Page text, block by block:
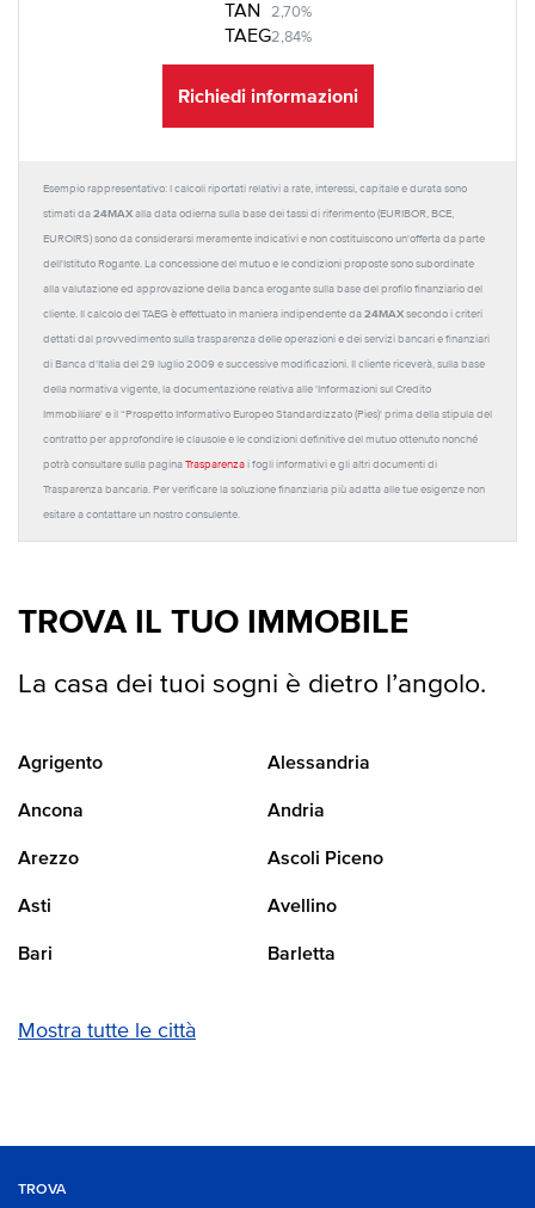
TAN 2,70%
TAEG2,84%
Richiedi informazioni
Esempio rappresentativo: I calcoli riportati relativi a rate, interessi, capitale e durata sono
stimati da 24MAX alla data odierna sulla base dei tassi di riferimento (EURIBOR, BCE,
EUROIRS) sono da considerarsi meramente indicativi e non costituiscono un'offerta da parte
dell'Istituto Rogante. La concessione del mutuo e le condizioni proposte sono subordinate
alla valutazione ed approvazione della banca erogante sulla base del profilo finanziario del
cliente. Il calcolo del TAEG è effettuato in maniera indipendente da 24MAX secondo i criteri
dettati dal provvedimento sulla trasparenza delle operazioni e dei servizi bancari e finanziari
di Banca d'Italia del 29 luglio 2009 e successive modificazioni. Il cliente riceverà, sulla base
della normativa vigente, la documentazione relativa alle 'Informazioni sul Credito
Immobiliare' e il “Prospetto Informativo Europeo Standardizzato (Pies)' prima della stipula del
contratto per approfondire le clausole e le condizioni definitive del mutuo ottenuto nonché
potrà consultare sulla pagina Trasparenza i fogli informativi e gli altri documenti di
Trasparenza bancaria. Per verificare la soluzione finanziaria più adatta alle tue esigenze non
esitare a contattare un nostro consulente.
TROVA IL TUO IMMOBILE
La casa dei tuoi sogni è dietro l’angolo.
Agrigento Alessandria
Ancona Andria
Arezzo Ascoli Piceno
Asti Avellino
Bari Barletta
Mostra tutte le città
TROVA